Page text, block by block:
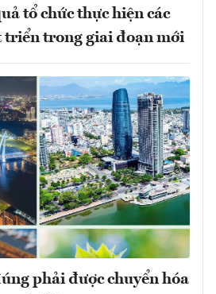
tổ chức thực hiện các
triển trong giai đoạn mới
phải được chuyển hóa